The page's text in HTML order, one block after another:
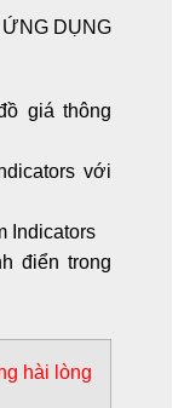
DỤNG
giá thông
với
Indicators
điển trong
hài lòng